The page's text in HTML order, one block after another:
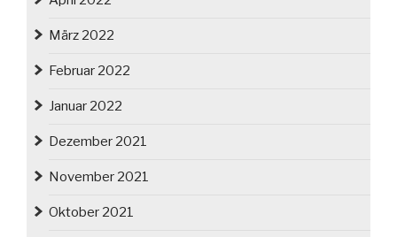
März 2022
Februar 2022
Januar 2022
Dezember 2021
November 2021
Oktober 2021